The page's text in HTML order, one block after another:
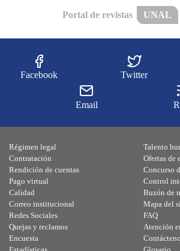
Portal de revistas UNAL
Facebook Twitter
Email
Régimen legal
Contratación
Rendición de cuentas
Pago virtual
Calidad
Talento
Ofertas de
Concurso
Control
Buzón de
Correo institucional
Redes Sociales
Quejas y reclamos
Encuesta
Mapa del
FAQ
Atención